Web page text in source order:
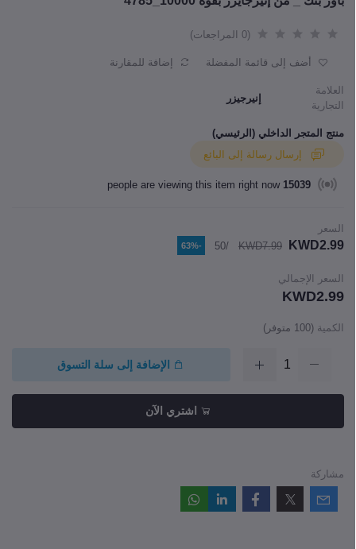
(0 المراجعات)
أضف إلى قائمة المفضلة إضافة للمقارنة
العلامة
التجارية
إنيرجيزر
منتج المتجر الداخلي (الرئيسي)
15039
السعر
KWD2.99
KWD7.99
/50
-63%
السعر الإجمالي
KWD2.99
الكمية (
100 متوفر)
الإضافة إلى سلة التسوق
اشتري الآن
مشاركة